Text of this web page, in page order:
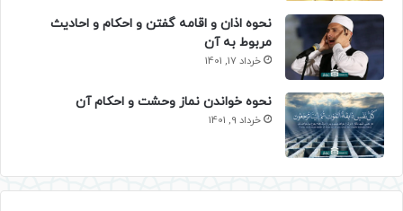
نحوه اذان و اقامه گفتن و احکام و احادیث
مربوط به آن
خرداد 17, 1401
نحوه خواندن نماز وحشت و احکام آن
خرداد 9, 1401